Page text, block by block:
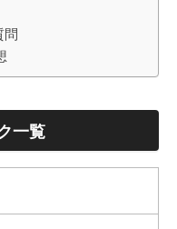
問
一覧